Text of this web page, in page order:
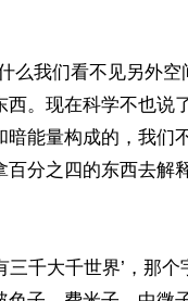
么我们看不见另外空
。现在科学不也说
能量构成的，我们
分之四的东西去解
三千大千世界’，那个